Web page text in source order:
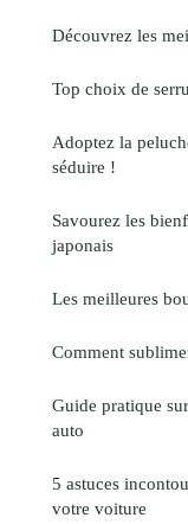
Découvrez les
Top choix de
Adoptez la
séduire !
Savourez les
japonais
Les meilleures
Comment
Guide pratique
auto
5 astuces
votre voiture